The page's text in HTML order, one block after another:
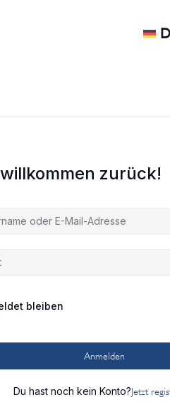
zurück!
bleiben
Anmelden
Du hast noch kein Konto?Jetzt